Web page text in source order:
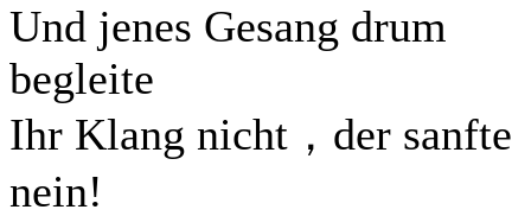
Und jenes Gesang drum
begleite
Ihr Klang nicht，der sanfte
nein!